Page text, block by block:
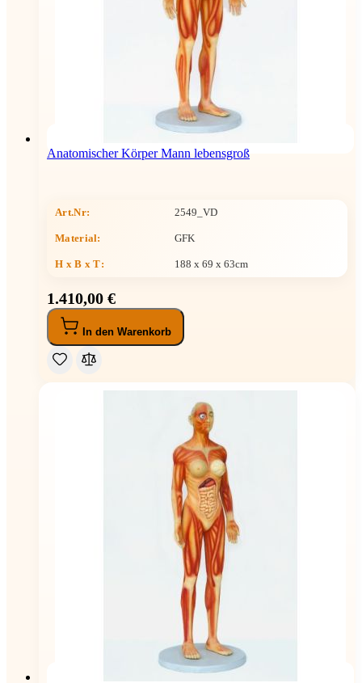
Anatomischer Körper Mann lebensgroß
Art.Nr: 2549_VD
Material: GFK
H x B x T: 188 x 69 x 63cm
1.410,00 €
In den Warenkorb